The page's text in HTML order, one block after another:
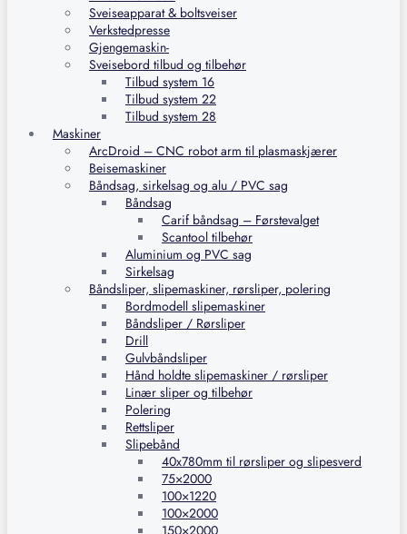
Sveiseapparat & boltsveiser
Verkstedpresse
Gjengemaskin-
Sveisebord tilbud og tilbehør
Tilbud system 16
Tilbud system 22
Tilbud system 28
Maskiner
ArcDroid – CNC robot arm til plasmaskjærer
Beisemaskiner
Båndsag, sirkelsag og alu / PVC sag
Båndsag
Carif båndsag – Førstevalget
Scantool tilbehør
Aluminium og PVC sag
Sirkelsag
Båndsliper, slipemaskiner, rørsliper, polering
Bordmodell slipemaskiner
Båndsliper / Rørsliper
Drill
Gulvbåndsliper
Hånd holdte slipemaskiner / rørsliper
Linær sliper og tilbehør
Polering
Rettsliper
Slipebånd
40x780mm til rørsliper og slipesverd
75×2000
100×1220
100×2000
150×2000